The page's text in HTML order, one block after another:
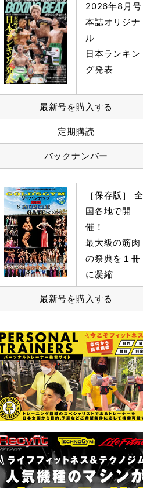
2026年8月号
本誌オリジナ
ル
日本ランキン
グ発表
最新号を購入する
定期購読
バックナンバー
［保存版］ 全
国各地で開
催！
最大級の筋肉
の祭典を１冊
に凝縮
最新号を購入する